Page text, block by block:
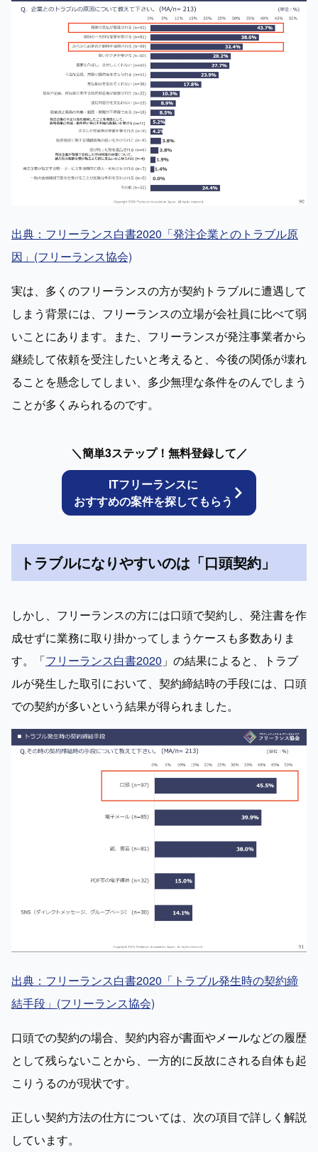
出典：フリーランス白書2020「発注企業とのトラブル原
因」(フリーランス協会)
実は、多くのフリーランスの方が契約トラブルに遭遇して
しまう背景には、フリーランスの立場が会社員に比べて弱
いことにあります。また、フリーランスが発注事業者から
継続して依頼を受注したいと考えると、今後の関係が壊れ
ることを懸念してしまい、多少無理な条件をのんでしまう
ことが多くみられるのです。
＼簡単3ステップ！無料登録して／
ITフリーランスに
おすすめの案件を探してもらう
トラブルになりやすいのは「口頭契約」
しかし、フリーランスの方には口頭で契約し、発注書を作
成せずに業務に取り掛かってしまうケースも多数ありま
す。「フリーランス白書2020 」の結果によると、トラブ
ルが発生した取引において、契約締結時の手段には、口頭
での契約が多いという結果が得られました。
出典：フリーランス白書2020「トラブル発生時の契約締
結手段」(フリーランス協会)
口頭での契約の場合、契約内容が書面やメールなどの履歴
として残らないことから、一方的に反故にされる自体も起
こりうるのが現状です。
正しい契約方法の仕方については、次の項目で詳しく解説
しています。